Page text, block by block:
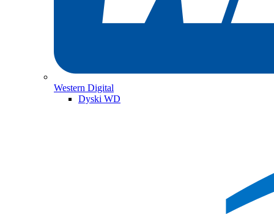
Western Digital
Dyski WD